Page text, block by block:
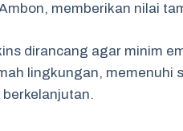
memberikan nilai
dirancang agar minim
lingkungan, memenuhi